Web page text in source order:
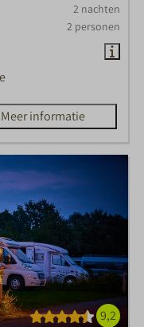
2 nachten
2 personen
Meer informatie
9,2